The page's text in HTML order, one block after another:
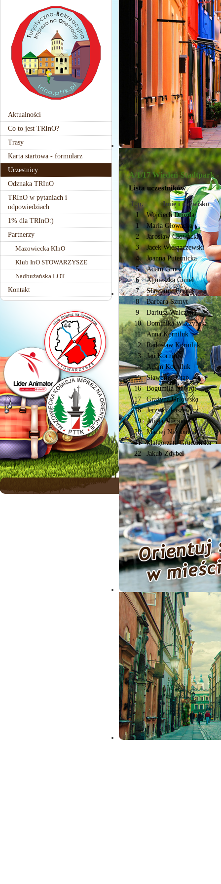
Aktualności
Co to jest TRInO?
Trasy
Karta startowa - formularz
Uczestnicy
Odznaka TRInO
TRInO w pytaniach i
odpowiedziach
1% dla TRInO:)
Partnerzy
Mazowiecka KInO
Klub InO STOWARZYSZE
Nadbużańska LOT
Kontakt
A/1/17 Wiedeń-Stadtpark
Lista uczestników
L.p.
Imię i nazwisko
I
Wojciech Drozda
1
Maria Głowacka
2
Jarosław Głowacki
3
Jacek Wieszaczewski
4
Joanna Puternicka
5
Adam Gruca
6
Agnieszka Ćmiel
7
Sławomir Frynas
8
Barbara Szmyt
9
Dariusz Walczyna
10
Dominika Wilczyńska
11
Anna Korniluk
12
Radosław Korniluk
13
Jan Korniluk
14
Adam Korniluk
15
Sławomir Otap
16
Bogumiła Nawrot
17
Grażyna Orłowska
18
Jerzy Łukaszewicz
19
Alicja Niepomnik
20
Maciej Niepomnik
21
Małgorzata Grudzińska
22
Jakub Zdybel